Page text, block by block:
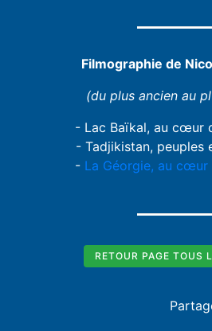
Filmographie de
(du plus ancien au
- Lac Baïkal, au cœur
- Tadjikistan, peuples
- La Géorgie, au cœur
RETOUR PAGE TOUS
Partagez